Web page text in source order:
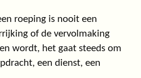
roeping is nooit een
of de vervolmaking
wordt, het gaat steeds om
een dienst, een